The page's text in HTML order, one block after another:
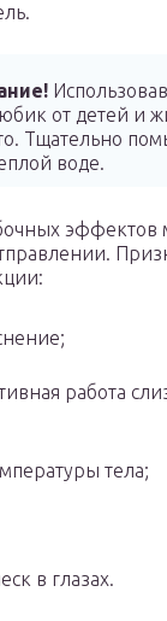
от детей и
Тщательно
воде.
эффектов
работа
тела;
в глазах.